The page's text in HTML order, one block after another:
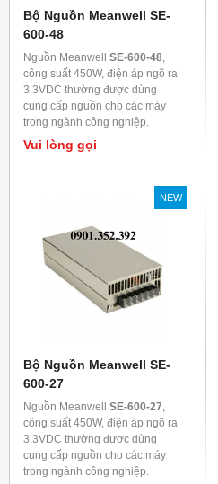
Bộ Nguồn Meanwell SE-
600-48
Nguồn Meanwell SE-600-48,
công suất 450W, điện áp ngõ ra
3.3VDC thường được dùng
cung cấp nguồn cho các máy
trong ngành công nghiệp.
Vui lòng gọi
NEW
Bộ Nguồn Meanwell SE-
600-27
Nguồn Meanwell SE-600-27,
công suất 450W, điện áp ngõ ra
3.3VDC thường được dùng
cung cấp nguồn cho các máy
trong ngành công nghiệp.